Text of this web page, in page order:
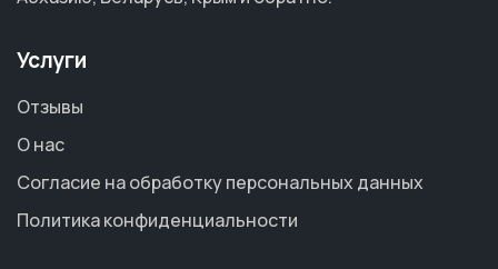
Услуги
Отзывы
О нас
Согласие на обработку персональных данных
Политика конфиденциальности